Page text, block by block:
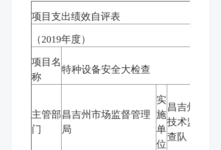
项目支出绩效自评表
（2019年度）
项目名
称
特种设备安全大检查
主管部
门
昌吉州市场监督管理
局
实
施
单
位
昌吉州质量
技术监督稽
查队